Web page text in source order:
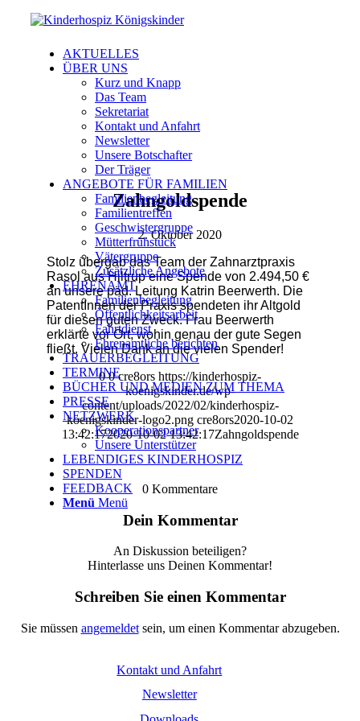
AKTUELLES
ÜBER UNS
Kurz und Knapp
Das Team
Sekretariat
Kontakt und Anfahrt
Newsletter
Unsere Botschafter
Der Träger
ANGEBOTE FÜR FAMILIEN
Familienbegleitung
Familientreffen
Geschwistergruppe
Mütterfrühstück
Vätergruppe
Zusätzliche Angebote
EHRENAMT
Familienbegleitung
Öffentlichkeitsarbeit
Fahrtdienst
Ehrenamtliche berichten
TRAUERBEGLEITUNG
TERMINE
BÜCHER UND MEDIEN ZUM THEMA
PRESSE
NETZWERK
Kooperationspartner
Unsere Unterstützer
LEBENDIGES KINDERHOSPIZ
SPENDEN
FEEDBACK
Menü Menü
Zahngoldspende
2. Oktober 2020
Stolz übergab das Team der Zahnarztpraxis
Rasol aus Hiltrup eine Spende von 2.494,50 €
an unsere päd. Leitung Katrin Beerwerth. Die
PatentInnen der Praxis spendeten ihr Altgold
für diesen guten Zweck. Frau Beerwerth
erklärte vor Ort, wohin genau der gute Segen
fließt. Vielen Dank an die vielen Spender!
0 0 cre8ors https://kinderhospiz-
koenigskinder.de/wp-
content/uploads/2022/02/kinderhospiz-
koenigskinder-logo2.png cre8ors2020-10-02
13:42:172020-10-02 13:42:17Zahngoldspende
0 Kommentare
Dein Kommentar
An Diskussion beteiligen?
Hinterlasse uns Deinen Kommentar!
Schreiben Sie einen Kommentar
Sie müssen angemeldetsein, um einen Kommentar abzugeben.
Kontakt und Anfahrt
Newsletter